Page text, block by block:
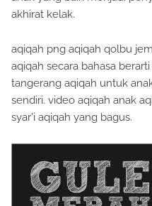
akhirat kelak.
aqiqah png aqiqah qolbu
aqiqah secara bahasa
tangerang aqiqah untuk
sendiri. video aqiqah anak
syar’i aqiqah yang bagus.